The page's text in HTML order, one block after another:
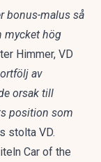
bonus-malus så
mycket hög
Himmer, VD
av
orsak till
position som
stolta VD.